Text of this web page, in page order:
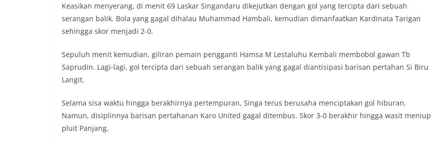
Keasikan menyerang, di menit 69 Laskar Singandaru dikejutkan dengan gol yang tercipta dari sebuah
serangan balik. Bola yang gagal dihalau Muhammad Hambali, kemudian dimanfaatkan Kardinata Tarigan
sehingga skor menjadi 2-0.
Sepuluh menit kemudian, giliran pemain pengganti Hamsa M Lestaluhu Kembali membobol gawan Tb
Saprudin. Lagi-lagi, gol tercipta dari sebuah serangan balik yang gagal diantisipasi barisan pertahan Si Biru
Langit.
Selama sisa waktu hingga berakhirnya pertempuran, Singa terus berusaha menciptakan gol hiburan.
Namun, disiplinnya barisan pertahanan Karo United gagal ditembus. Skor 3-0 berakhir hingga wasit meniup
pluit Panjang.